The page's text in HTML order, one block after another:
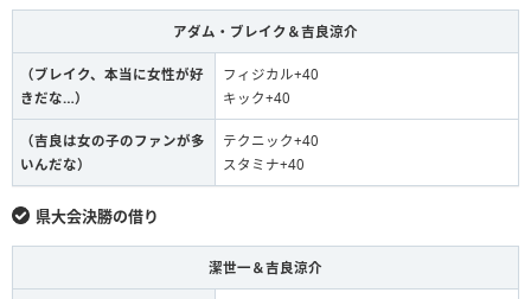
アダム・ブレイク＆吉良涼介
（ブレイク、本当に女性が好
きだな…）
フィジカル+40
キック+40
（吉良は女の子のファンが多
いんだな）
テクニック+40
スタミナ+40
県大会決勝の借り
潔世一＆吉良涼介